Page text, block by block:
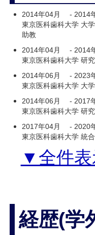
2014年04月 - 2014
東京医科歯科大学 大
助教
2014年04月
- 2014
東京医科歯科大学 研
2014年06月
- 2023
東京医科歯科大学 大
2014年06月
- 2017
東京医科歯科大学 研
2017年04月
- 2020
東京医科歯科大学 統
▼全件表
経歴(学